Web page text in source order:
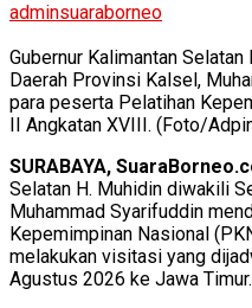
adminsuaraborneo
Gubernur Kalimantan
Daerah Provinsi Kalsel,
para peserta Pelatihan
II Angkatan XVIII. (Foto/
SURABAYA,
Selatan H. Muhidin diwakili
Muhammad Syarifuddin
Kepemimpinan Nasional
melakukan visitasi yang
Agustus 2026 ke Jawa Timur.